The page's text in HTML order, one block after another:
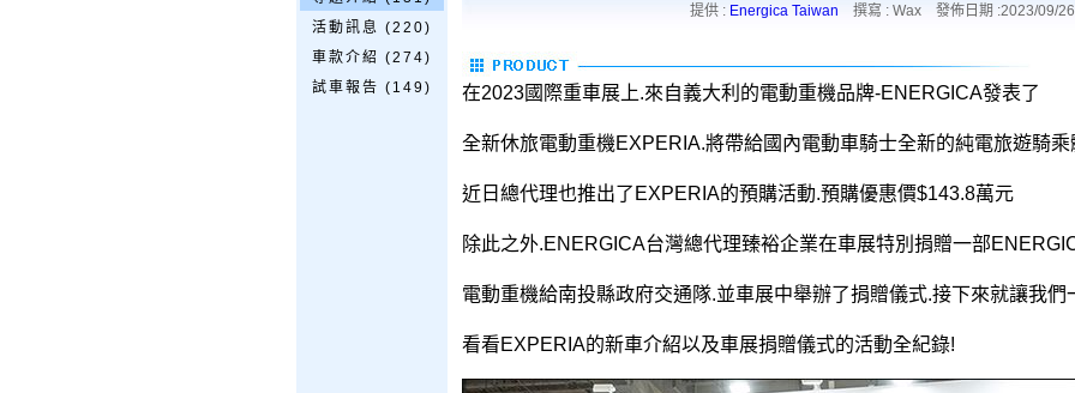
活動訊息 (220)
車款介紹 (274)
試車報告 (149)
提供 : Energica Taiwan 撰寫 : Wax 發佈日期 :2023/09/26
在2023國際重車展上.來自義大利的電動重機品牌-ENERGICA發表了
全新休旅電動重機EXPERIA.將帶給國內電動車騎士全新的純電旅遊騎乘
近日總代理也推出了EXPERIA的預購活動.預購優惠價$143.8萬元
除此之外.ENERGICA台灣總代理臻裕企業在車展特別捐贈一部
電動重機給南投縣政府交通隊.並車展中舉辦了捐贈儀式.接下來就讓我們
看看EXPERIA的新車介紹以及車展捐贈儀式的活動全紀錄!